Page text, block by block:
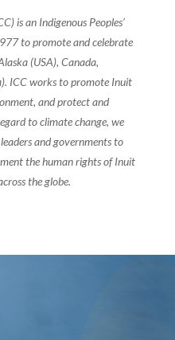
is an Indigenous Peoples’
to promote and celebrate
(USA), Canada,
ICC works to promote Inuit
and protect and
to climate change, we
and governments to
the human rights of Inuit
the globe.